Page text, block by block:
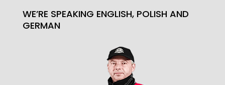
WE’RE SPEAKING ENGLISH, POLISH AND
GERMAN